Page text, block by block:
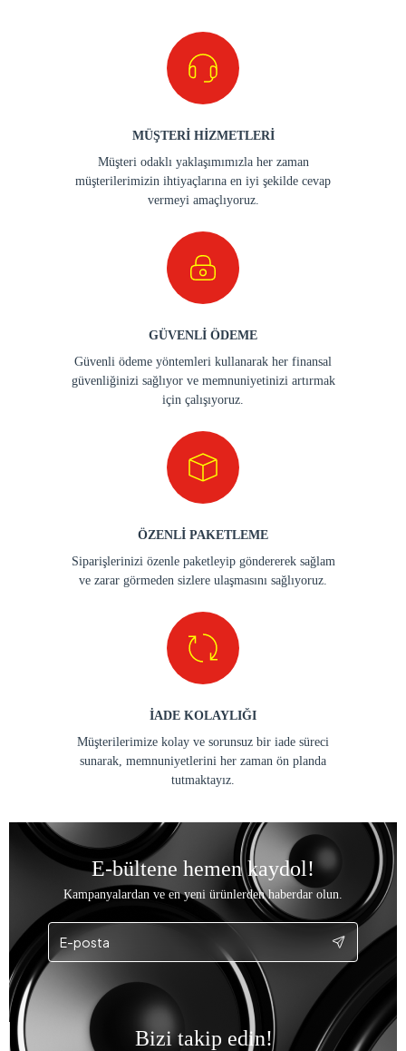
MÜŞTERİ HİZMETLERİ
Müşteri odaklı yaklaşımımızla her zaman
müşterilerimizin ihtiyaçlarına en iyi şekilde cevap
vermeyi amaçlıyoruz.
GÜVENLİ ÖDEME
Güvenli ödeme yöntemleri kullanarak her finansal
güvenliğinizi sağlıyor ve memnuniyetinizi artırmak
için çalışıyoruz.
ÖZENLİ PAKETLEME
Siparişlerinizi özenle paketleyip göndererek sağlam
ve zarar görmeden sizlere ulaşmasını sağlıyoruz.
İADE KOLAYLIĞI
Müşterilerimize kolay ve sorunsuz bir iade süreci
sunarak, memnuniyetlerini her zaman ön planda
tutmaktayız.
E-bültene hemen kaydol!
Kampanyalardan ve en yeni ürünlerden haberdar olun.
Bizi takip edin!